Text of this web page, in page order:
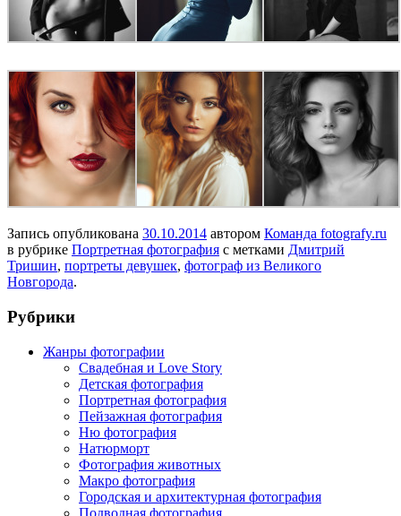
Запись опубликована 30.10.2014 автором Команда fotografy.ru
в рубрике Портретная фотография с метками Дмитрий
Тришин, портреты девушек, фотограф из Великого
Новгорода.
Рубрики
Жанры фотографии
Свадебная и Love Story
Детская фотография
Портретная фотография
Пейзажная фотография
Ню фотография
Натюрморт
Фотография животных
Макро фотография
Городская и архитектурная фотография
Подводная фотография